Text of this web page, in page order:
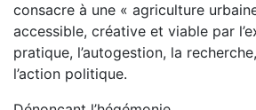
consacre à une « agriculture
accessible, créative et viable par
pratique, l’autogestion, la
l’action politique.